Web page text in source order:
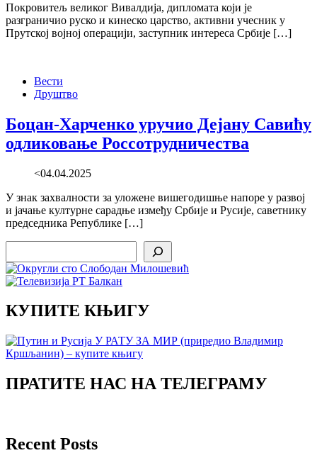
Покровитељ великог Вивалдија, дипломата који је
разграничио руско и кинеско царство, активни учесник у
Прутској војној операцији, заступник интереса Србије […]
Вести
Друштво
Боцан-Харченко уручио Дејану Савићу
одликовање Россотрудничества
<04.04.2025
У знак захвалности за уложене вишегодишње напоре у развој
и јачање културне сарадње између Србије и Русије, саветнику
председника Републике […]
КУПИТЕ КЊИГУ
ПРАТИТЕ НАС НА ТЕЛЕГРАМУ
Recent Posts